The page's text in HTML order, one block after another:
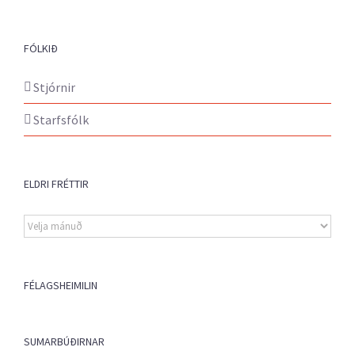
FÓLKIÐ
Stjórnir
Starfsfólk
ELDRI FRÉTTIR
Eldri
fréttir
FÉLAGSHEIMILIN
SUMARBÚÐIRNAR